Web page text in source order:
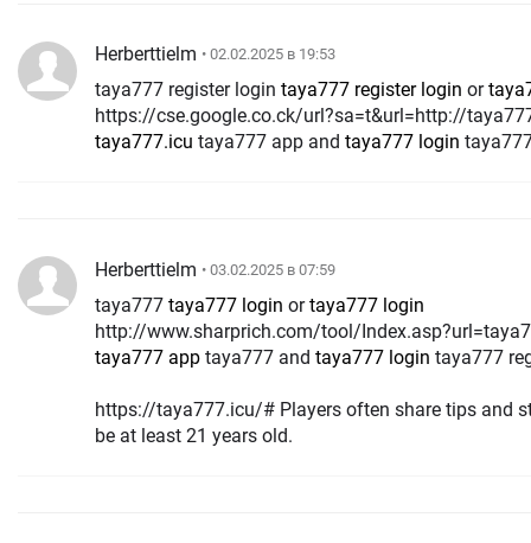
Herberttielm • 02.02.2025 в 19:53
taya777 register login taya777 register login or
https://cse.google.co.ck/url?sa=t&url=http://
taya777.icu taya777 app and taya777 login
Herberttielm • 03.02.2025 в 07:59
taya777 taya777 login ortaya777 login
http://www.sharprich.com/tool/
taya777 app taya777 and taya777 login taya777
https://taya777.icu/# Players often share tips and strategies.
be at least 21 years old.